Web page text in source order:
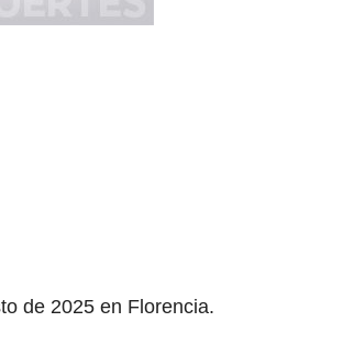
de 2025 en Florencia.